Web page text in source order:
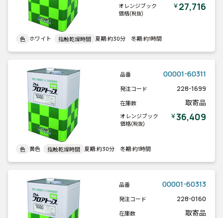
オレンジブック
価格(税抜)
￥27,716
色 ホワイト 指触乾燥時間 夏期:約30分 冬期:約1時間
品番 00001-60311
発注コード 228-1699
在庫数 取寄品
オレンジブック
価格(税抜)
￥36,409
色 黄色 指触乾燥時間 夏期:約30分 冬期:約1時間
品番 00001-60313
発注コード 228-0160
在庫数 取寄品